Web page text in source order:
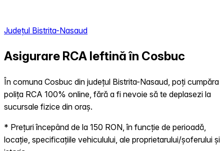
Județul Bistrita-Nasaud
Asigurare RCA Ieftină în Cosbuc
În comuna Cosbuc din județul Bistrita-Nasaud, poți cumpăra
polița RCA 100% online, fără a fi nevoie să te deplasezi la
sucursale fizice din oraș.
* Prețuri începând de la 150 RON, în funcție de perioadă,
locație, specificațiile vehiculului, ale proprietarului/șoferului și